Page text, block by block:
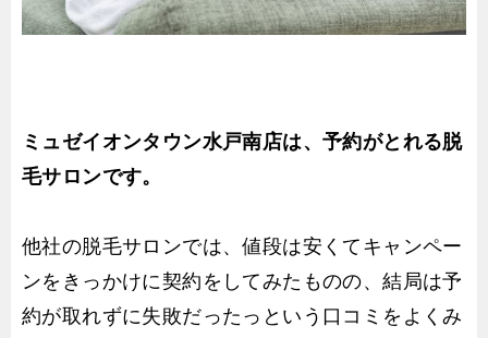
ミュゼイオンタウン水戸南店は、予約がとれる脱
毛サロンです。
他社の脱毛サロンでは、値段は安くてキャンペー
ンをきっかけに契約をしてみたものの、結局は予
約が取れずに失敗だったっという口コミをよくみ